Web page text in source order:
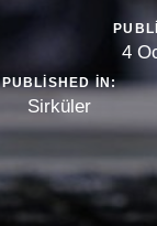
4
PUBLISHED IN:
Sirküler